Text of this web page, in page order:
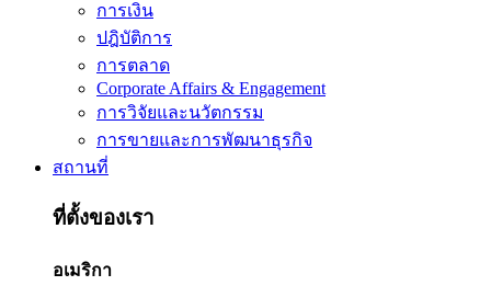
การเงิน
ปฎิบัติการ
การตลาด
Corporate Affairs & Engagement
การวิจัยและนวัตกรรม
การขายและการพัฒนาธุรกิจ
สถานที่
ที่ตั้งของเรา
อเมริกา